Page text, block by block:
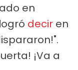
en
decir en
¡Va a